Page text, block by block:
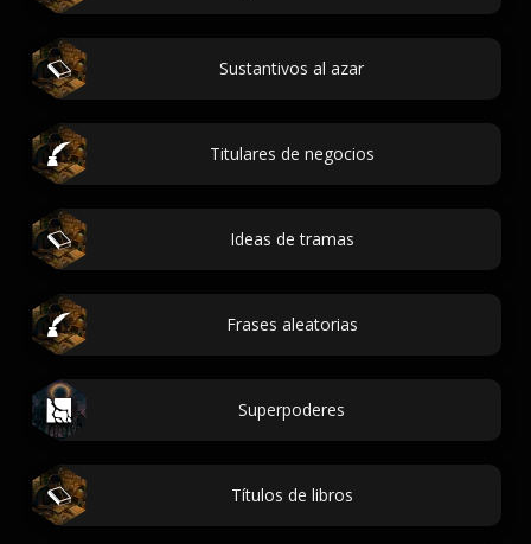
Sustantivos al azar
Titulares de negocios
Ideas de tramas
Frases aleatorias
Superpoderes
Títulos de libros